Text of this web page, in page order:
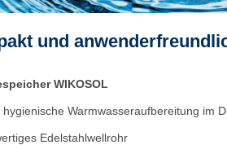
und
WIKOSOL
hygienische Warmwasseraufbereitung im
Edelstahlwellrohr